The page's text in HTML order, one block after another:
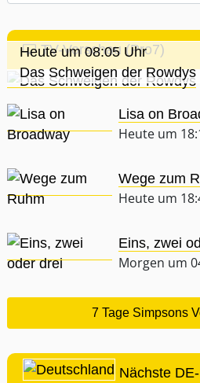
TV-Vorschau (Pro7)
Heute um 08:05 Uhr
Das Schweigen der Rowdys
Lisa on
Heute um
Wege zum
Heute um
Eins, zwei
Morgen um
7 Tage Simpsons
Nächste